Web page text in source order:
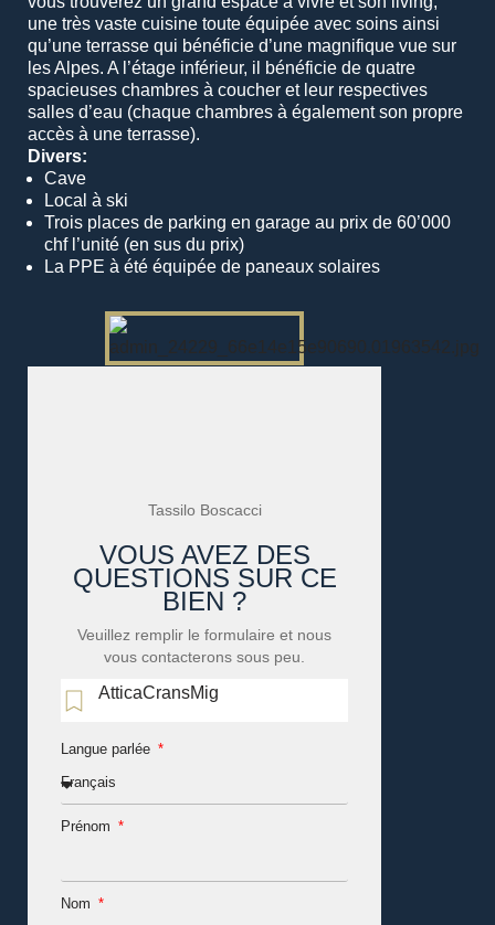
une très vaste cuisine toute équipée avec soins ainsi
qu’une terrasse qui bénéficie d’une magnifique vue sur
les Alpes. A l’étage inférieur, il bénéficie de quatre
spacieuses chambres à coucher et leur respectives
salles d’eau (chaque chambres à également son propre
accès à une terrasse).
Divers:
Cave
Local à ski
Trois places de parking en garage au prix de 60’000
chf l’unité (en sus du prix)
La PPE à été équipée de paneaux solaires
Tassilo Boscacci
VOUS AVEZ DES
QUESTIONS SUR CE
BIEN ?
Veuillez remplir le formulaire et nous
vous contacterons sous peu.
AtticaCransMig
Langue parlée
Prénom
Nom